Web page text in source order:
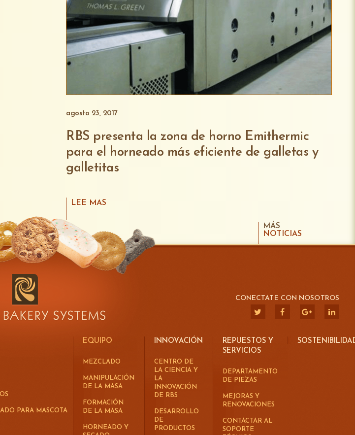
agosto 23, 2017
RBS presenta la zona de horno Emithermic
para el horneado más eficiente de galletas y
galletitas
LEE MAS
MÁS
NOTICIAS
CONECTATE CON NOSOTROS
PARA MASCOTA
EQUIPO
MEZCLADO
MANIPULACIÓN
DE LA MASA
FORMACIÓN
DE LA MASA
HORNEADO Y
INNOVACIÓN
CENTRO DE
LA CIENCIA Y
LA
INNOVACIÓN
DE RBS
DESARROLLO
DE
PRODUCTOS
REPUESTOS Y
SERVICIOS
DEPARTAMENTO
DE PIEZAS
MEJORAS Y
RENOVACIONES
CONTACTAR AL
SOPORTE